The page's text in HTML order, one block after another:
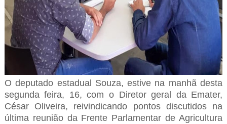
O deputado estadual Souza, estive na manhã desta
segunda feira, 16, com o Diretor geral da Emater,
César Oliveira, reivindicando pontos discutidos na
última reunião da Frente Parlamentar de Agricultura